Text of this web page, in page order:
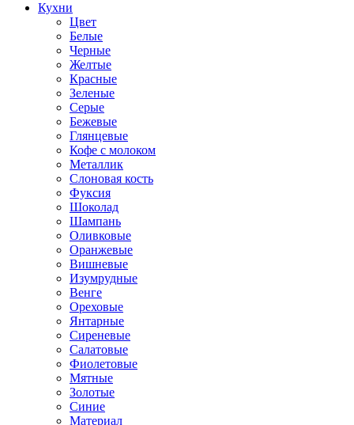
Кухни
Цвет
Белые
Черные
Желтые
Красные
Зеленые
Серые
Бежевые
Глянцевые
Кофе с молоком
Металлик
Слоновая кость
Фуксия
Шоколад
Шампань
Оливковые
Оранжевые
Вишневые
Изумрудные
Венге
Ореховые
Янтарные
Сиреневые
Салатовые
Фиолетовые
Мятные
Золотые
Синие
Материал